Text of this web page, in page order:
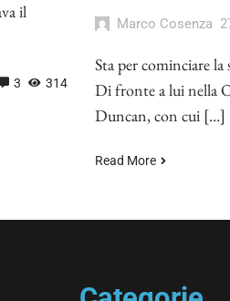
il
3 314
Marco Cosenza
Sta per cominciare
Di fronte a lui nella
Duncan, con cui […]
Read More